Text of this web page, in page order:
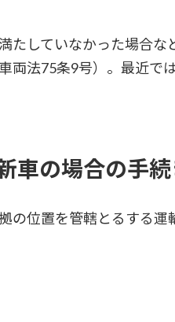
たしていなかった場合
両法75条9号）。最近で
車の場合の手
の位置を管轄とるする